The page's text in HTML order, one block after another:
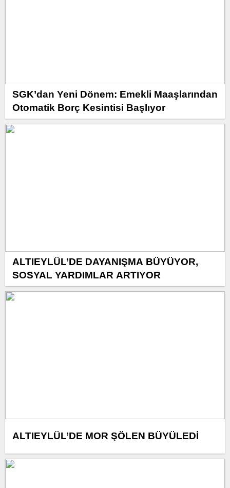
SGK’dan Yeni Dönem: Emekli Maaşlarından
Otomatik Borç Kesintisi Başlıyor
ALTIEYLÜL’DE DAYANIŞMA BÜYÜYOR,
SOSYAL YARDIMLAR ARTIYOR
ALTIEYLÜL’DE MOR ŞÖLEN BÜYÜLEDİ